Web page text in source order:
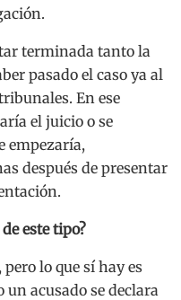
terminada tanto la
pasado el caso ya al
En ese
el juicio o se
empezaría,
después de presentar
este tipo?
lo que sí hay es
acusado se declara